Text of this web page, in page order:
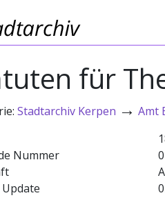
für
Stadtarchiv Kerpen → Amt
Nummer